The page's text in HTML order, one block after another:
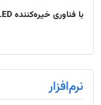
با فناوری خیره‌کننده Micro-LED آشنا شوید
نرم‌افزار